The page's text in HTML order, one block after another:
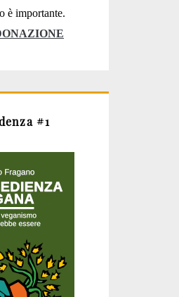
è importante.
#1